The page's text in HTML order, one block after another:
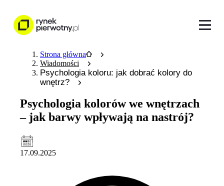
Strona główna
Wiadomości
Psychologia koloru: jak dobrać kolory do
wnętrz?
Psychologia kolorów we wnętrzach
– jak barwy wpływają na nastrój?
17.09.2025